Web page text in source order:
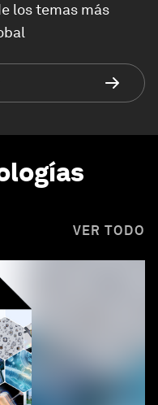
los temas más
VER TODO